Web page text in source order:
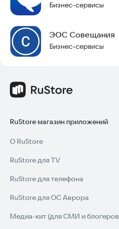
Бизнес-сервисы
ЭОС Совещания
Бизнес-сервисы
RuStore магазин приложений
О RuStore
RuStore для TV
RuStore для телефона
RuStore для ОС Аврора
Медиа-кит (для СМИ и